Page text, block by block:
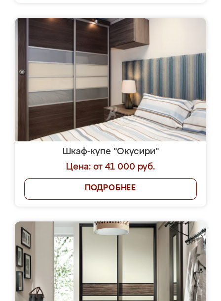
Шкаф-купе "Окусири"
Цена: от 41 000 руб.
ПОДРОБНЕЕ